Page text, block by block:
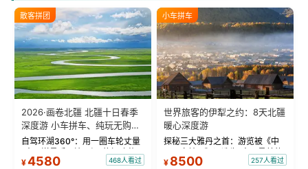
散客拼团
2026·画卷北疆 北疆十日春季
深度游 小车拼车、纯玩无购
物！
自驾环湖360°：用一圈车轮丈量
“大西洋最后一滴眼泪”的极致蔚
蓝。 赛湖旅拍：甄选多款风格服
¥4580 468人看过
小车拼车
世界旅客的伊犁之约：8天北疆
暖心深度游
探秘三大雅丹之首：游览被《中
国国家地理》评选为“中国最美的
三大雅丹”第一名的克拉玛依魔鬼
¥ 8500 257人看过